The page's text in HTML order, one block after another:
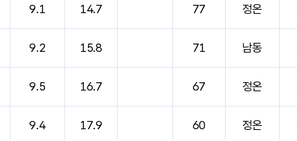
9.1 14.7 77 정온
9.2 15.8 71 남동
9.5 16.7 67 정온
9.4 17.9 60 정온